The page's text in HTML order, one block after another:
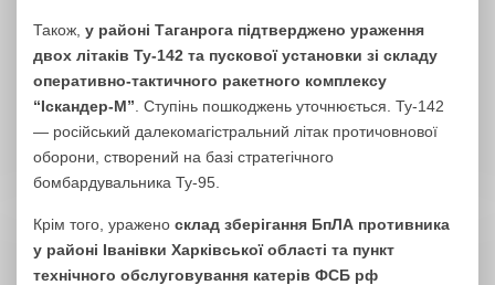
Також, у районі Таганрога підтверджено ураження
двох літаків Ту-142 та пускової установки зі складу
оперативно-тактичного ракетного комплексу
“Іскандер-М” . Ступінь пошкоджень уточнюється. Ту-142
— російський далекомагістральний літак протичовнової
оборони, створений на базі стратегічного
бомбардувальника Ту-95.
Крім того, уражено склад зберігання БпЛА противника
у районі Іванівки Харківської області та пункт
технічного обслуговування катерів ФСБ рф